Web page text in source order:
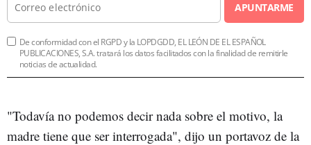
APUNTARME
De conformidad con el RGPD y la LOPDGDD, EL LEÓN DE EL ESPAÑOL
PUBLICACIONES, S.A. tratará los datos facilitados con la finalidad de remitirle
noticias de actualidad.
"Todavía no podemos decir nada sobre el motivo, la
madre tiene que ser interrogada", dijo un portavoz de la